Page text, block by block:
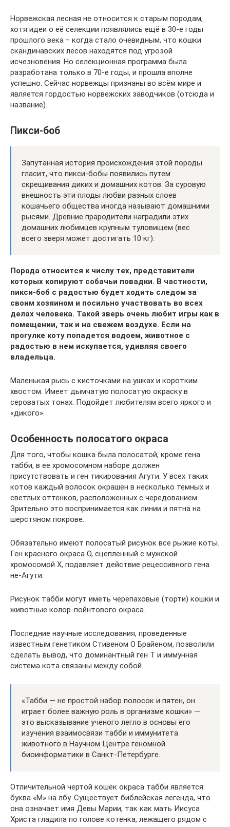
Норвежская лесная не относится к старым породам,
хотя идеи о её селекции появлялись ещё в 30-е годы
прошлого века ‒ когда стало очевидным, что кошки
скандинавских лесов находятся под угрозой
исчезновения. Но селекционная программа была
разработана только в 70-е годы, и прошла вполне
успешно. Сейчас норвежцы признаны во всём мире и
является гордостью норвежских заводчиков (отсюда и
название).
Пикси-боб
Запутанная история происхождения этой породы
гласит, что пикси-бобы появились путем
скрещивания диких и домашних котов. За суровую
внешность эти плоды любви разных слоев
кошачьего общества иногда называют домашними
рысями. Древние прародители наградили этих
домашних любимцев крупным туловищем (вес
всего зверя может достигать 10 кг).
Порода относится к числу тех, представители
которых копируют собачьи повадки. В частности,
пикси-боб с радостью будет ходить следом за
своим хозяином и посильно участвовать во всех
делах человека. Такой зверь очень любит игры как в
помещении, так и на свежем воздухе. Если на
прогулке коту попадется водоем, животное с
радостью в нем искупается, удивляя своего
владельца.
Маленькая рысь с кисточками на ушках и коротким
хвостом. Имеет дымчатую полосатую окраску в
сероватых тонах. Подойдет любителям всего яркого и
«дикого».
Особенность полосатого окраса
Для того, чтобы кошка была полосатой, кроме гена
табби, в ее хромосомном наборе должен
присутствовать и ген тикирования Агути. У всех таких
котов каждый волосок окрашен в несколько темных и
светлых оттенков, расположенных с чередованием.
Зрительно это воспринимается как линии и пятна на
шерстяном покрове.
Обязательно имеют полосатый рисунок все рыжие коты.
Ген красного окраса O, сцепленный с мужской
хромосомой X, подавляет действие рецессивного гена
не-Агути.
Рисунок табби могут иметь черепаховые (торти) кошки и
животные колор-пойнтового окраса.
Последние научные исследования, проведенные
известным генетиком Стивеном О Брайеном, позволили
сделать вывод, что доминантный ген Т и иммунная
система кота связаны между собой.
«Табби — не простой набор полосок и пятен, он
играет более важную роль в организме кошки» —
это высказывание ученого легло в основы его
изучения взаимосвязи табби и иммунитета
животного в Научном Центре геномной
биоинформатики в Санкт-Петербурге.
Отличительной чертой кошек окраса табби является
буква «М» на лбу. Существует библейская легенда, что
она означает имя Девы Марии, так как мать Иисуса
Христа гладила по голове котенка, лежащего рядом с